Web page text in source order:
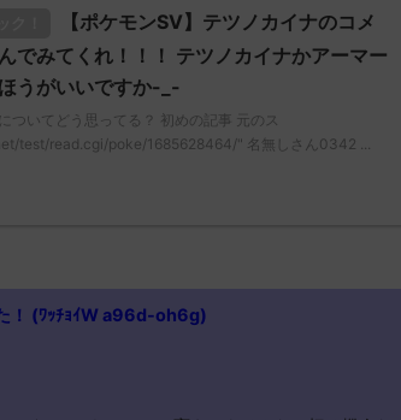
【ポケモンSV】テツノカイナのコメ
でみてくれ！！！ テツノカイナかアーマー
うがいいですか-_-
ついてどう思ってる？ 初めの記事 元のス
test/read.cgi/poke/1685628464/" 名無しさん0342 ...
！ (ﾜｯﾁｮｲW a96d-oh6g)